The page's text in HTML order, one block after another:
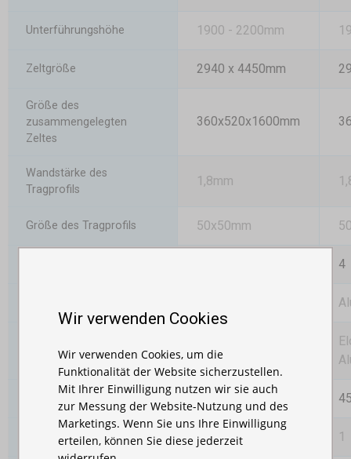
Unterführungshöhe 1900 - 2200mm
Zeltgröße 2940 x 4450mm
Größe des
zusammengelegten
Zeltes
360x520x1600mm
Wandstärke des
Tragprofils
1,8mm
Größe des Tragprofils 50x50mm
4
Oberflächenbehandlung
Aluminium
58,3kg
Transporttasche - 1
Wir verwenden Cookies
Wir verwenden Cookies, um die
Funktionalität der Website sicherzustellen.
Mit Ihrer Einwilligung nutzen wir sie auch
zur Messung der Website-Nutzung und des
Marketings. Wenn Sie uns Ihre Einwilligung
erteilen, können Sie diese jederzeit